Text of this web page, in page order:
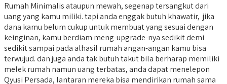
Rumah Minimalis ataupun mewah, segenap tersangkut dari
uang yang kamu miliki. tapi anda enggak butuh khawatir, jika
dana kamu belum cukup untuk membuat yang sesuai dengan
keinginan, kamu berdiam meng-upgrade-nya sedikit demi
sedikit sampai pada alhasil rumah angan-angan kamu bisa
terwujud. dan juga anda tak butuh takut bila berharap memiliki
melek rumah namun uang terbatas, anda dapat menelepon
Qyusi Persada, lantaran mereka bisa mendirikan rumah sama